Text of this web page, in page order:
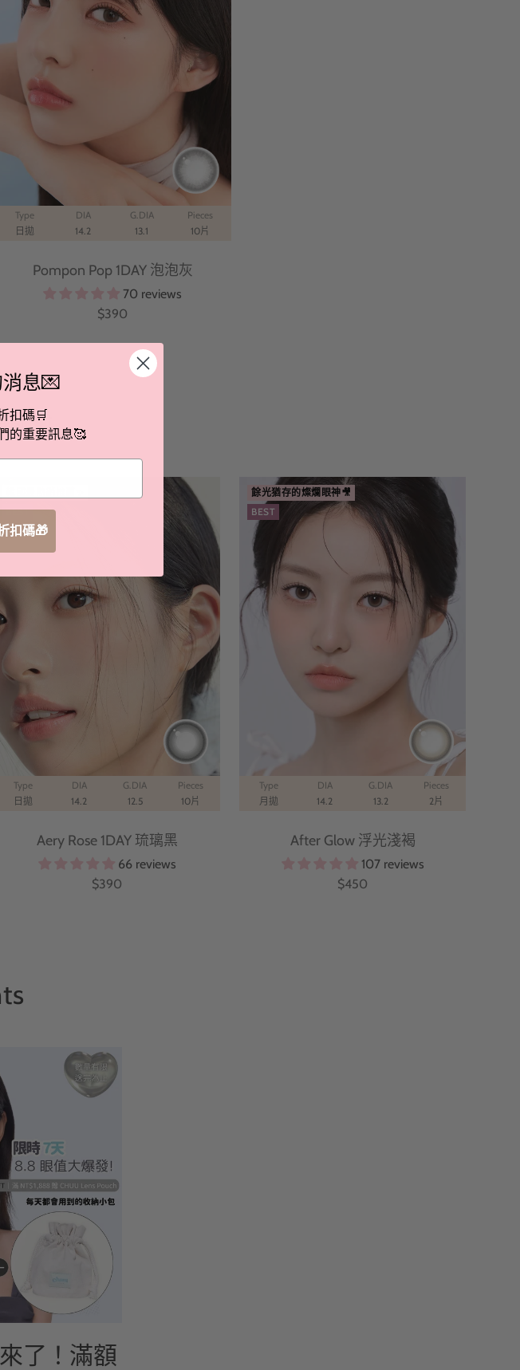
Type
日拋
DIA
14.2
G.DIA
13.1
Pieces
10片
Pompon Pop 1DAY 泡泡灰
70 reviews
特
$390
💟
BEST
Type
日拋
DIA
14.2
G.DIA
12.5
Pieces
10片
Aery Rose 1DAY 琉璃黑
66 reviews
特
$390
餘光猶存的燦爛眼神🎥
BEST
Type
月拋
DIA
14.2
G.DIA
13.2
Pieces
2片
After Glow 浮光淺褐
107 reviews
特
$450
了！滿額
息💌
扣碼🛒
的重要訊息🥰
扣碼🎁